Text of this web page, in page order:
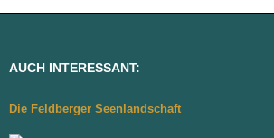
AUCH INTERESSANT:
Die Feldberger Seenlandschaft